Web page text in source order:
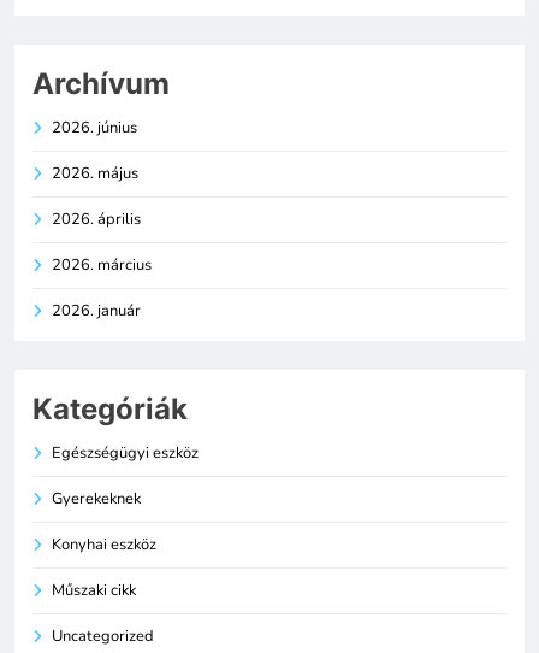
Archívum
2026. június
2026. május
2026. április
2026. március
2026. január
Kategóriák
Egészségügyi eszköz
Gyerekeknek
Konyhai eszköz
Műszaki cikk
Uncategorized